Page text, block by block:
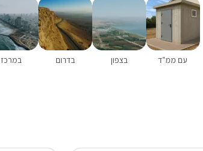
עם ממ"ד בצפון בדרום במרכז